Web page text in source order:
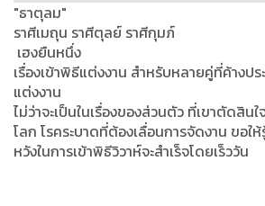
"ธาตุลม"
ราศีเมถุน ราศีตุลย์ ราศีกุมภ์
เฮงยืนหนึ่ง
เรื่องเข้าพิธีแต่งงาน สำหรับหลายคู่ที่ค้างปร
แต่งงาน
ไม่ว่าจะเป็นในเรื่องของส่วนตัว ที่เขาตัดสิ
โลก โรคระบาดที่ต้องเลื่อนการจัดงาน ขอใ
หวังในการเข้าพิธีวิวาห์จะสำเร็จโดยเร็ววัน